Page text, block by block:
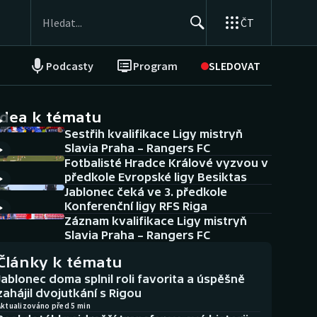
ČT
Podcasty Program SLEDOVAT
NEPŘEHLÉDNĚTE
Historické návraty
Aplikace ČT sport
AZ kvíz
k tématu
Sestřih kvalifikace Ligy mistryň
Slavia Praha – Rangers FC
Fotbalisté Hradce Králové vyzvou v
předkole Evropské ligy Besiktas
Jablonec čeká ve 3. předkole
Konferenční ligy RFS Riga
Záznam kvalifikace Ligy mistryň
Slavia Praha – Rangers FC
k tématu
doma splnil roli favorita a úspěšně
dvojutkání s Rigou
před 5 min